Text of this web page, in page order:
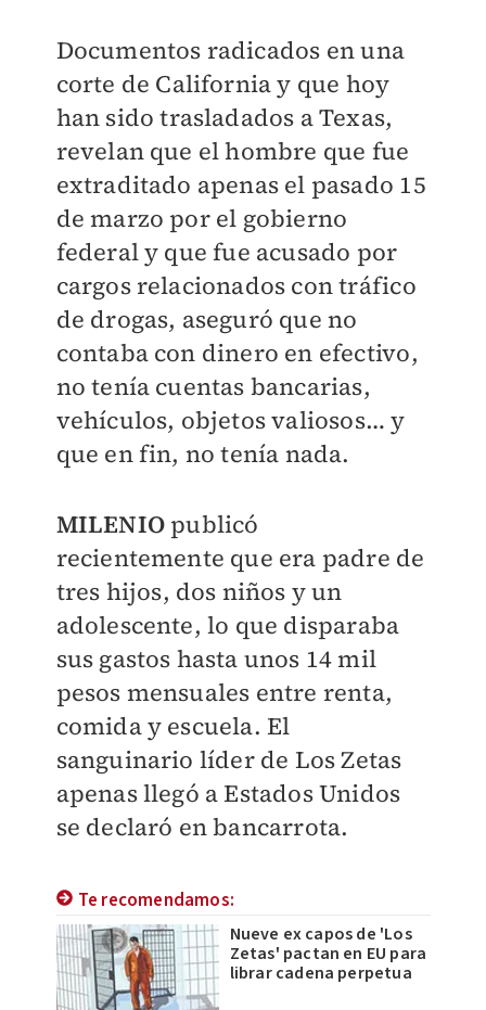
Documentos radicados en una
corte de California y que hoy
han sido trasladados a Texas,
revelan que el hombre que fue
extraditado apenas el pasado 15
de marzo por el gobierno
federal y que fue acusado por
cargos relacionados con tráfico
de drogas, aseguró que no
contaba con dinero en efectivo,
no tenía cuentas bancarias,
vehículos, objetos valiosos… y
que en fin, no tenía nada.
MILENIOpublicó
recientemente que era padre de
tres hijos, dos niños y un
adolescente, lo que disparaba
sus gastos hasta unos 14 mil
pesos mensuales entre renta,
comida y escuela. El
sanguinario líder de Los Zetas
apenas llegó a Estados Unidos
se declaró en bancarrota.
Te recomendamos:
Nueve ex capos de 'Los
Zetas' pactan en EU para
librar cadena perpetua